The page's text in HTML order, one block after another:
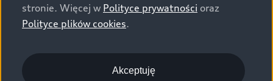
określone w normie ISO 22628 i są zgodne z
europejskimi świadectwami homologacji wydanymi wg
o.o. podlega obowiązkowi zapewnienia wszystkim
użytkownikom samochodów marki Volkswagen sieci
stronie. Więcej w Polityce prywatności oraz
Polityce plików cookies.
Akceptuję